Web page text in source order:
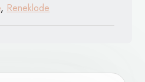
, Reneklode